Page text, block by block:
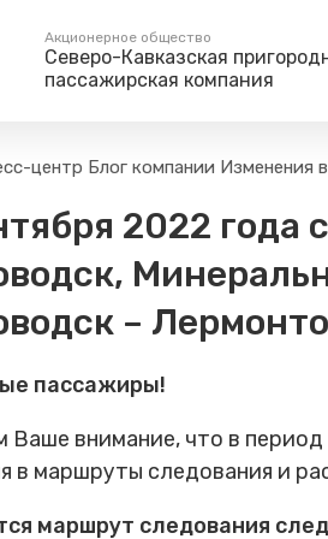
Акционерное общество
Северо-Кавказская
пассажирская компания
вопросы
билетных
билеты
Туризм
Веломаршруты
Аудиогиды
Тревел-шоу на
вызова экстренных служб
центр Блог компании Изменения
2022
–
пассажиры!
Ваше внимание, что в
в маршруты следования и
маршрут следования